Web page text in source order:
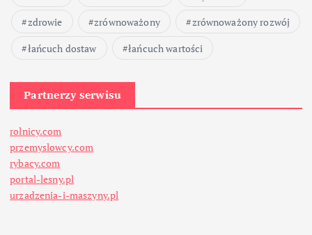
zdrowie
zrównoważony
zrównoważony rozwój
łańcuch dostaw
łańcuch wartości
Partnerzy serwisu
rolnicy.com
przemyslowcy.com
rybacy.com
portal-lesny.pl
urzadzenia-i-maszyny.pl